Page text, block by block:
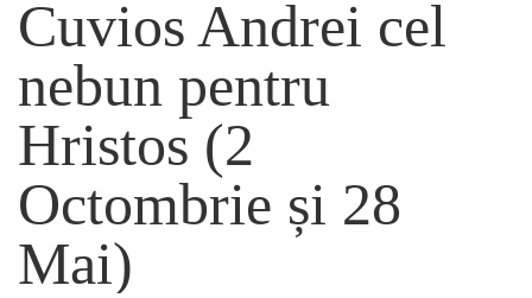
Cuvios Andrei cel
nebun pentru
Hristos (2
Octombrie și 28
Mai)